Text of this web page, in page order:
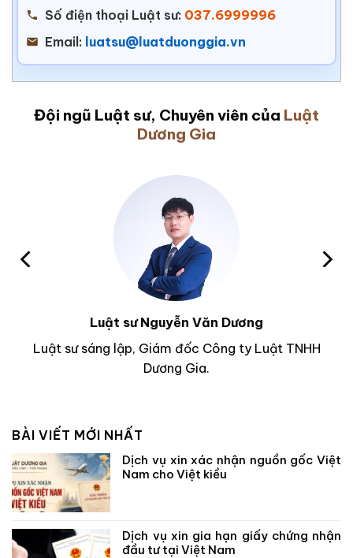
Số điện thoại Luật sư: 037.6999996
Email: luatsu@luatduonggia.vn
Đội ngũ Luật sư, Chuyên viên của Luật
Dương Gia
Luật sư Nguyễn Văn Dương
Luật sư sáng lập, Giám đốc Công ty Luật TNHH
Dương Gia.
BÀI VIẾT MỚI NHẤT
Dịch vụ xin xác nhận nguồn gốc Việt
Nam cho Việt kiều
Dịch vụ xin gia hạn giấy chứng nhận
đầu tư tại Việt Nam